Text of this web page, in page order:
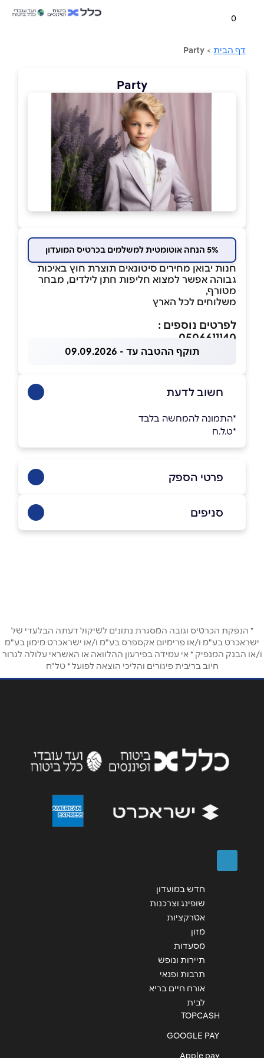
0
דף הבית >
Party
Party
5% הנחה אוטומטית למשלמים בכרטיס המועדון
חנות יבואן מחירים סיטונאים תוצרת חוץ באיכות
גבוהה אפשר למצוא חליפות חתן לילדים, מבחר
מטורף,
משלוחים לכל הארץ
לפרטים נוספים :
0506611140
תוקף ההטבה עד - 09.09.2026
חשוב לדעת
*התמונה להמחשה בלבד
*ט.ל.ח
פרטי הספק
בפייסבוק
טלפון*
אימייל *
הודעה*
סניפים
* הנפקת הכרטיס וגובה המסגרת נתונים לשיקול דעתה הבלעדי של
ישראכרט בע"מ ו/או פרימיום אקספרס בע"מ ו/או ישראכרט מימון בע"מ
ו/או הבנק המנפיק * אי עמידה בפירעון ההלוואה או האשראי עלולה לגרור
חיוב בריבית פיגורים והליכי הוצאה לפועל * טל"ח
חדש במועדון
שופינג וצרכנות
אטרקציות
מזון
מסעדות
תיירות ונופש
תרבות ופנאי
אורח חיים בריא
לבית
TOPCASH
GOOGLE PAY
Apple pay